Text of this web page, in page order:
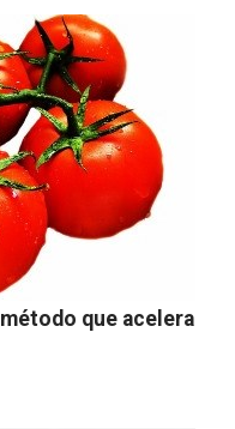
que acelera